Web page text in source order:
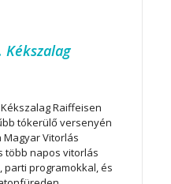
Raiffeisen
tókerülő versenyén
Vitorlás
több napos vitorlás
programokkal, és